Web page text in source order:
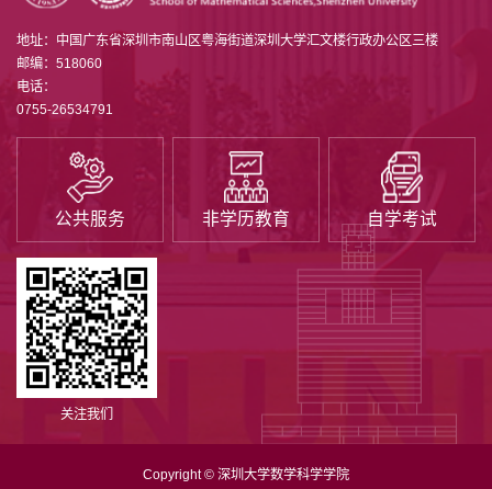
地址：中国广东省深圳市南山区粤海街道深圳大学汇文楼行政办公区三楼
邮编：518060
电话：
0755-26534791
公共服务 非学历教育 自学考试
关注我们
Copyright © 深圳大学数学科学学院